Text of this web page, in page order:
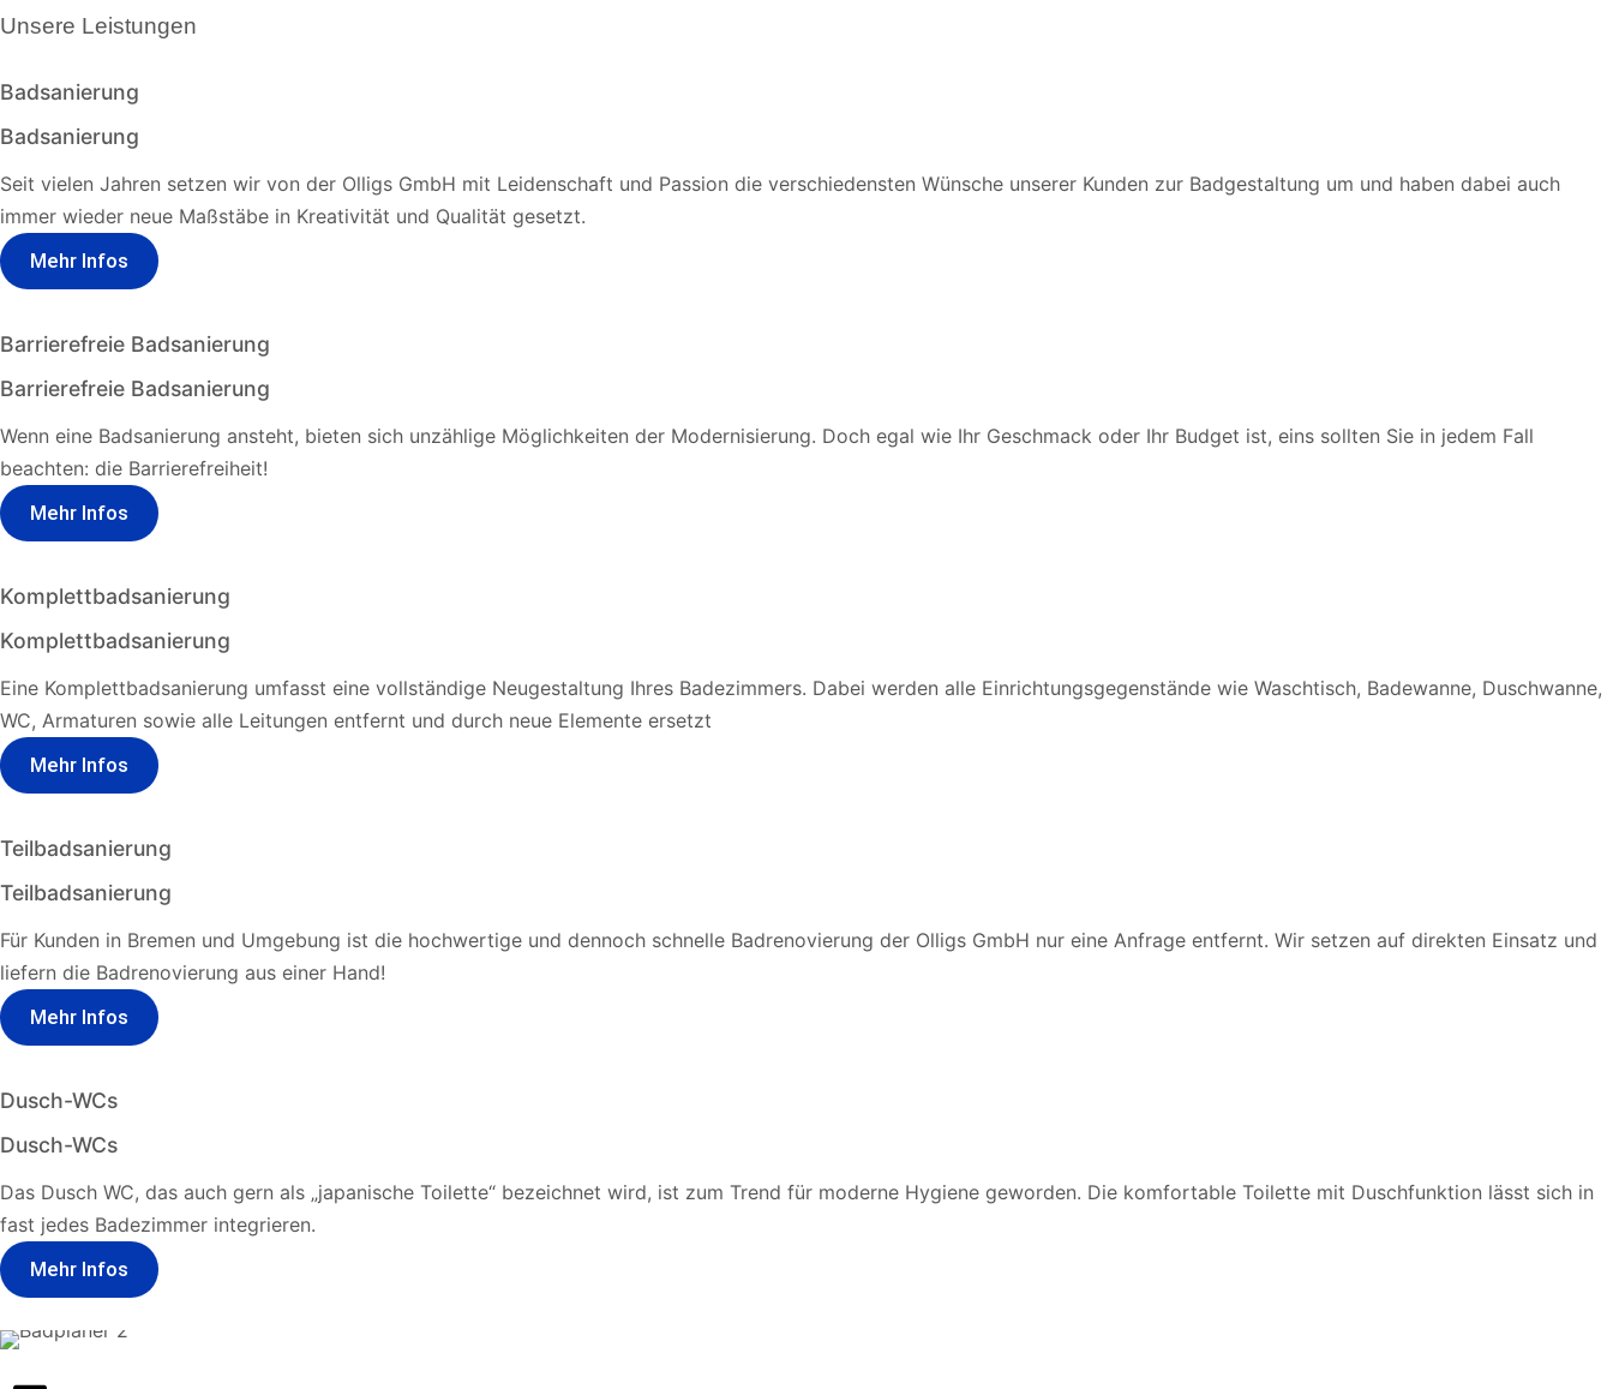
Unsere Leistungen
Badsanierung
Badsanierung
Seit vielen Jahren setzen wir von der Olligs GmbH mit Leidenschaft und Passion die verschiedensten Wünsche unserer Kunden zur Badgestaltung um und haben dabei auch
immer wieder neue Maßstäbe in Kreativität und Qualität gesetzt.
Mehr Infos
Barrierefreie Badsanierung
Barrierefreie Badsanierung
Wenn eine Badsanierung ansteht, bieten sich unzählige Möglichkeiten der Modernisierung. Doch egal wie Ihr Geschmack oder Ihr Budget ist, eins sollten Sie in jedem Fall
beachten: die Barrierefreiheit!
Mehr Infos
Komplettbadsanierung
Komplettbadsanierung
Eine Komplettbadsanierung umfasst eine vollständige Neugestaltung Ihres Badezimmers. Dabei werden alle Einrichtungsgegenstände wie Waschtisch, Badewanne, Duschwanne,
WC, Armaturen sowie alle Leitungen entfernt und durch neue Elemente ersetzt
Mehr Infos
Teilbadsanierung
Teilbadsanierung
Für Kunden in Bremen und Umgebung ist die hochwertige und dennoch schnelle Badrenovierung der Olligs GmbH nur eine Anfrage entfernt. Wir setzen auf direkten Einsatz und
liefern die Badrenovierung aus einer Hand!
Mehr Infos
Dusch-WCs
Dusch-WCs
Das Dusch WC, das auch gern als „japanische Toilette“ bezeichnet wird, ist zum Trend für moderne Hygiene geworden. Die komfortable Toilette mit Duschfunktion lässt sich in
fast jedes Badezimmer integrieren.
Mehr Infos